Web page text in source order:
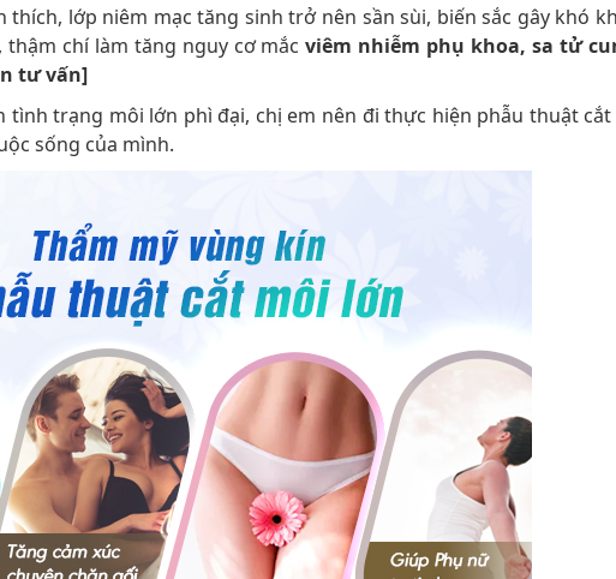
thích, lớp niêm mạc tăng sinh trở nên sần sùi, biến sắc gây khó
chí làm tăng nguy cơ mắcviêm nhiễm phụ khoa, sa tử
tư vấn]
tình trạng môi lớn phì đại, chị em nên đi thực hiện phẫu thuật
sống của mình.